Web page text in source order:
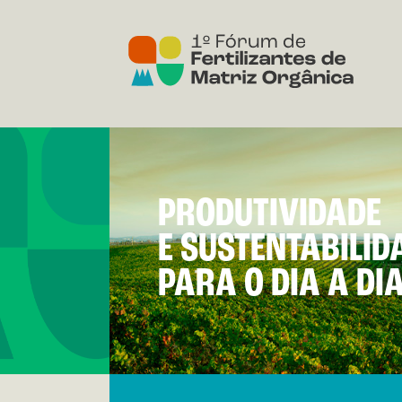
PRODUTIVIDADE
E
PARA O DIA A